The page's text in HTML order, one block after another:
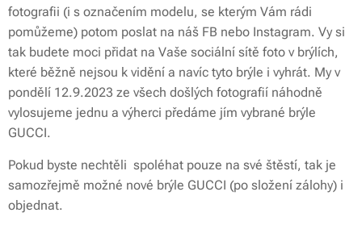
fotografii (i s označením modelu, se kterým Vám rádi
pomůžeme) potom poslat na náš FB nebo Instagram. Vy si
tak budete moci přidat na Vaše sociální sítě foto v brýlích,
které běžně nejsou k vidění a navíc tyto brýle i vyhrát. My v
pondělí 12.9.2023 ze všech došlých fotografií náhodně
vylosujeme jednu a výherci předáme jím vybrané brýle
GUCCI.
Pokud byste nechtěli spoléhat pouze na své štěstí, tak je
samozřejmě možné nové brýle GUCCI (po složení zálohy) i
objednat.